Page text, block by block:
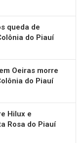
queda de
do Piauí
Oeiras morre
do Piauí
Hilux e
Rosa do Piauí